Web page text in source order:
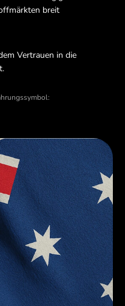
breit
Vertrauen in die